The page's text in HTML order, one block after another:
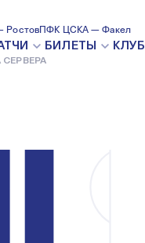
ПФК ЦСКА — Факел
БИЛЕТЫ КЛУБ